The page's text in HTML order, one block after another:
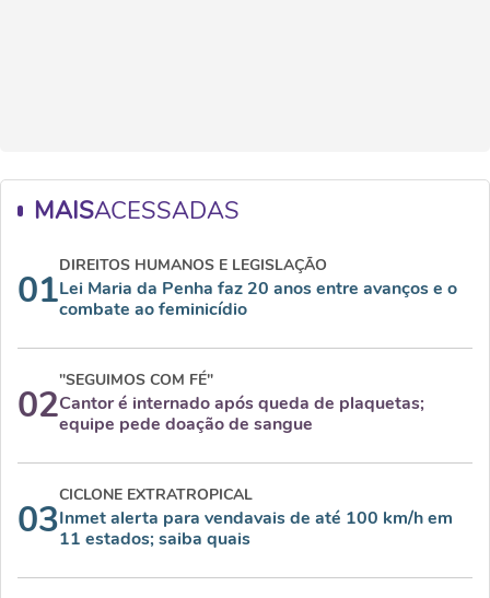
MAISACESSADAS
01
DIREITOS HUMANOS E LEGISLAÇÃO
Lei Maria da Penha faz 20 anos entre avanços e o
combate ao feminicídio
02
"SEGUIMOS COM FÉ"
Cantor é internado após queda de plaquetas;
equipe pede doação de sangue
03
CICLONE EXTRATROPICAL
Inmet alerta para vendavais de até 100 km/h em
11 estados; saiba quais